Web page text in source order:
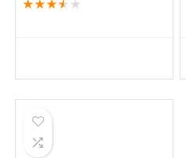
★★★★ ★